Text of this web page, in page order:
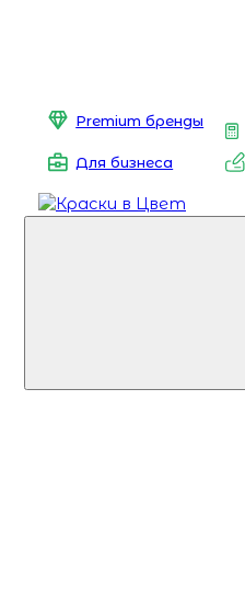
Premium бренды
Для бизнеса